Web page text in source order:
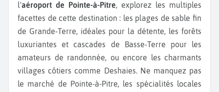
l'aéroport de Pointe-à-Pitre, explorez les multiples
facettes de cette destination : les plages de sable fin
de Grande-Terre, idéales pour la détente, les forêts
luxuriantes et cascades de Basse-Terre pour les
amateurs de randonnée, ou encore les charmants
villages côtiers comme Deshaies. Ne manquez pas
le marché de Pointe-à-Pitre, les spécialités locales